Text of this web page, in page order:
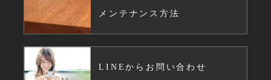
メンテナンス方法
LINEからお問い合わせ